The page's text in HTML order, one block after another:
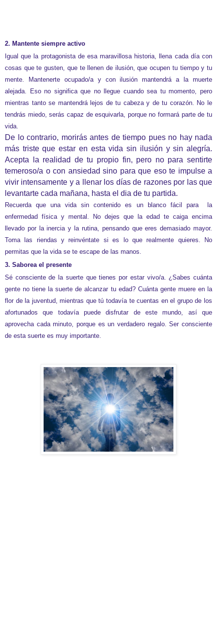
2. Mantente siempre activo
Igual que la protagonista de esa maravillosa historia, llena cada día con
cosas que te gusten, que te llenen de ilusión, que ocupen tu tiempo y tu
mente. Mantenerte ocupado/a y con ilusión mantendrá a la muerte
alejada. Eso no significa que no llegue cuando sea tu momento, pero
mientras tanto se mantendrá lejos de tu cabeza y de tu corazón. No le
tendrás miedo, serás capaz de esquivarla, porque no formará parte de tu
vida.
De lo contrario, morirás antes de tiempo pues no hay nada
más triste que estar en esta vida sin ilusión y sin alegría.
Acepta la realidad de tu propio fin, pero no para sentirte
temeroso/a o con ansiedad sino para que eso te impulse a
vivir intensamente ya llenar los díasde razones por las que
levantarte cada mañana, hasta el dia de tu partida.
Recuerda que una vida sin contenido es un blanco fácil para la
enfermedad física y mental. No dejes que la edad te caiga encima
llevado por la inercia y la rutina, pensando que eresdemasiado mayor.
Toma las riendas y reinvéntate si es lo que realmente quieres. No
permitas que la vida se te escape de las manos.
3. Saborea el presente
Sé consciente de la suerte que tienes por estar vivo/a. ¿Sabes cuánta
gente no tiene la suerte de alcanzar tu edad? Cuánta gente muere en la
flor de la juventud, mientras que tú todavía te cuentas en el grupo de los
afortunados que todavía puede disfrutar de este mundo, así que
aprovecha cada minuto, porque es un verdadero regalo. Ser consciente
de esta suerte es muy importante.